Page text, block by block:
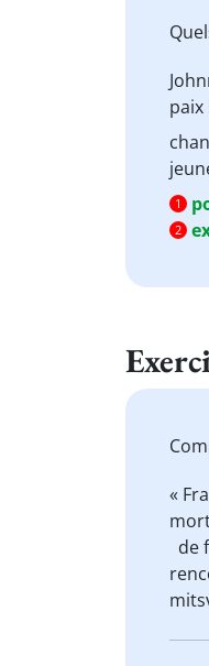
paix
1
2
«
de